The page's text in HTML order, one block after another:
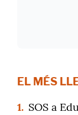
EL MÉS
1. SOS a